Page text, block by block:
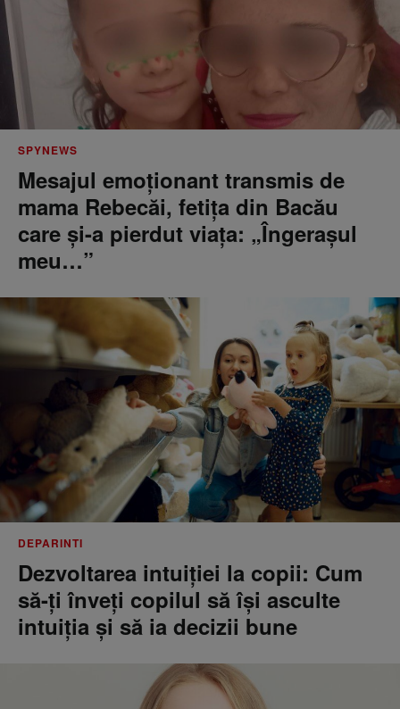
SPYNEWS
Mesajul emoționant transmis de
mama Rebecăi, fetița din Bacău
care și-a pierdut viața: „Îngerașul
meu…”
DEPARINTI
Dezvoltarea intuiției la copii: Cum
să-ți înveți copilul să își asculte
intuiția și să ia decizii bune